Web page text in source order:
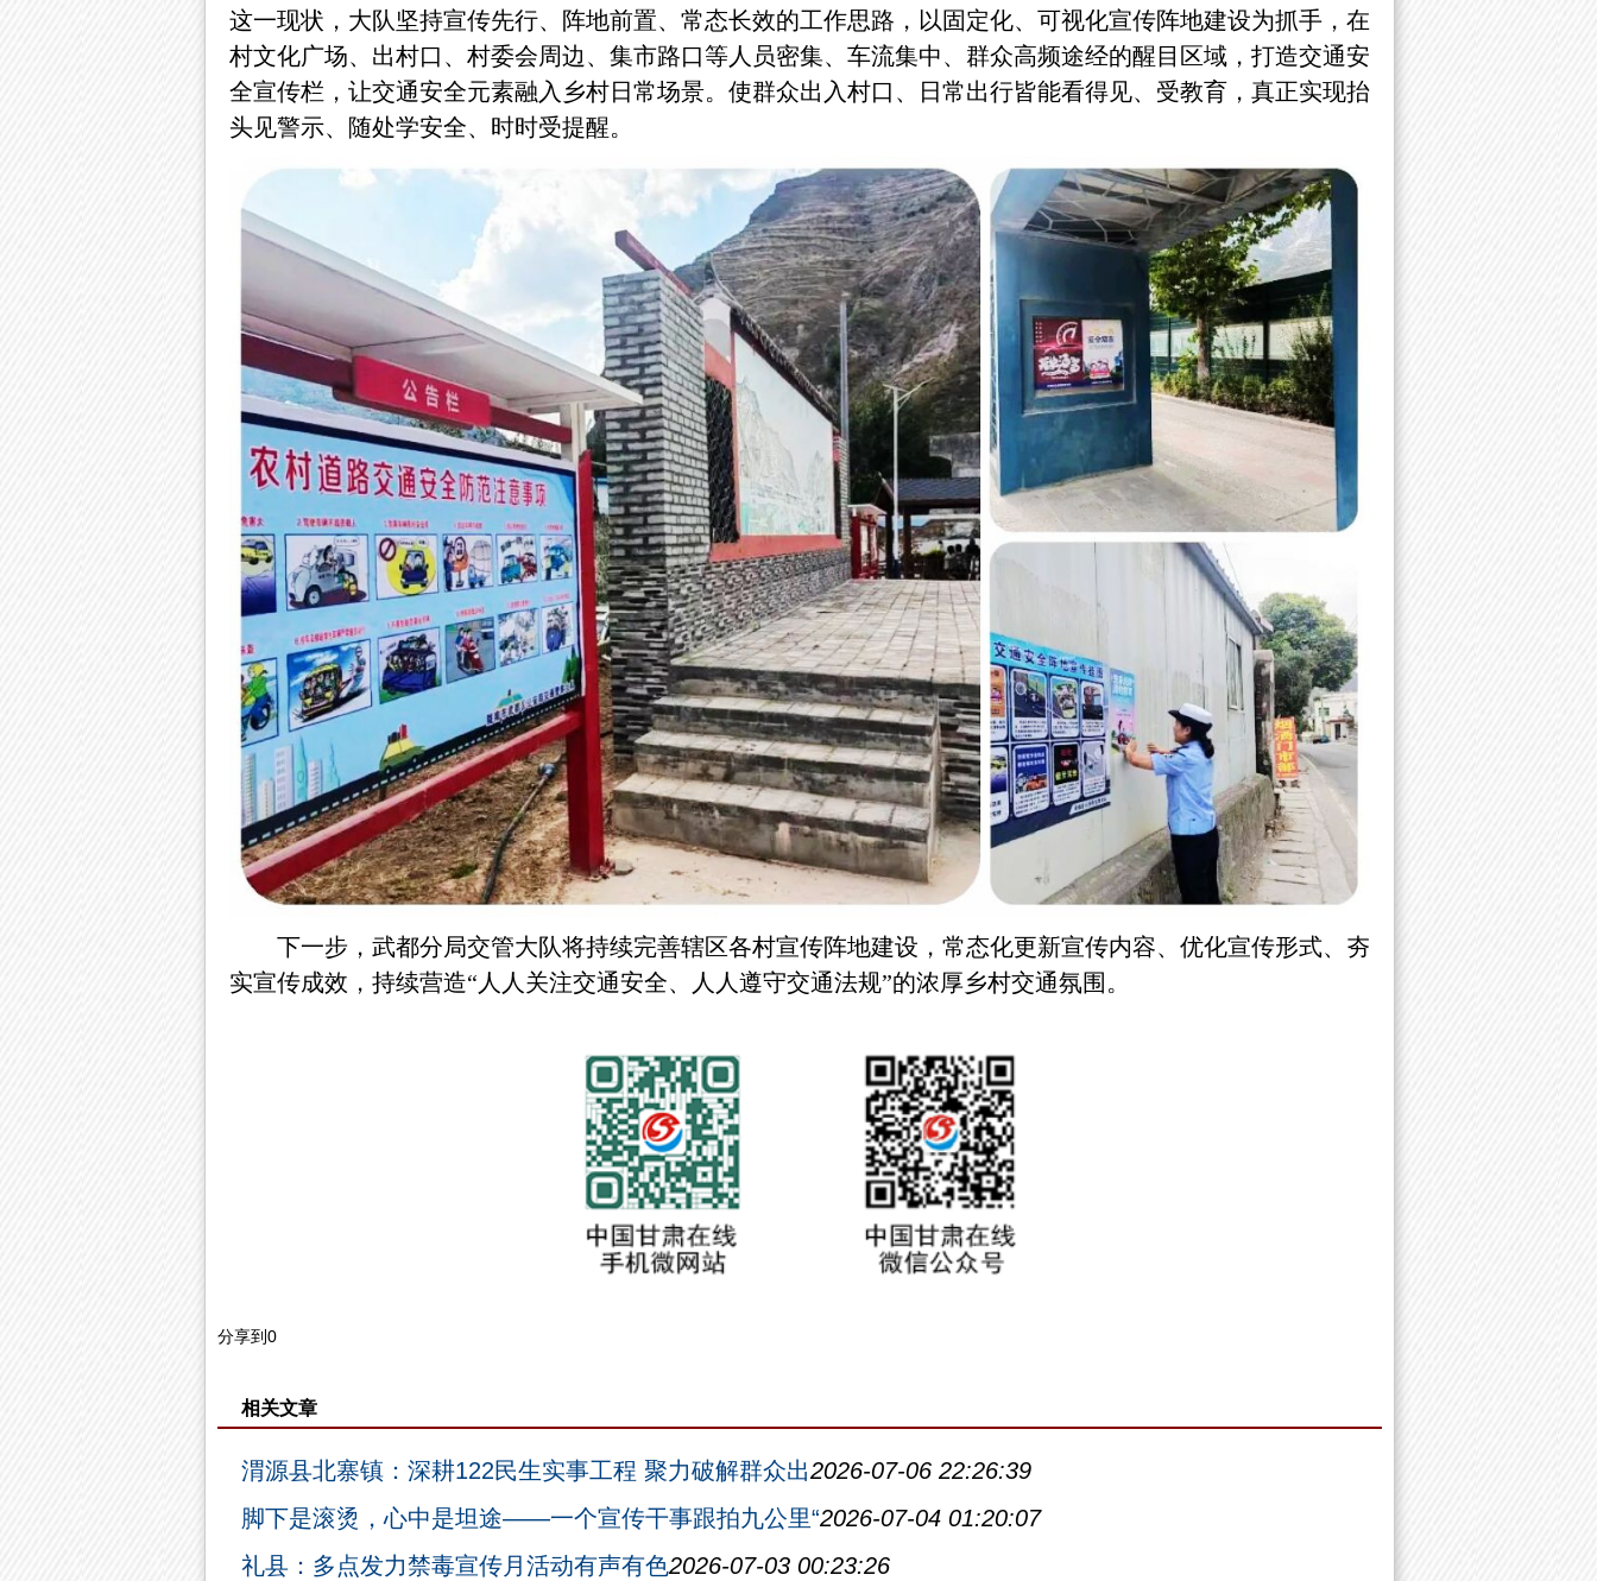
这一现状，大队坚持宣传先行、阵地前置、常态长效的工作思路，以固定化、可视化宣传阵地建设为抓手，在
村文化广场、 出村口、村委会周边、集市路口等人员密集、车流集中、群众高频途经的醒目区域，打造交通安
全宣传栏，让交通安全元素融入乡村日常场景。使群众出入村口、日常出行皆能看得见、受教育，真正实现抬
头见警示、随处学安全、时时受提醒。
下一步，武都分局交管大队将持续完善辖区各村宣传阵地建设，常态化更新宣传内容、优化宣传形式、夯
实宣传成效 ，持续营造“人人关注交通安全、人人遵守交通法规”的浓厚乡村交通氛围。
分享到0
相关文章
渭源县北寨镇：深耕122民生实事工程 聚力破解群众出2026-07-06 22:26:39
脚下是滚烫，心中是坦途——一个宣传干事跟拍九公里“2026-07-04 01:20:07
礼县：多点发力禁毒宣传月活动有声有色2026-07-03 00:23:26